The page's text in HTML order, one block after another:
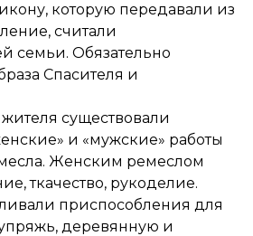
которую передавали из
считали
семьи. Обязательно
Спасителя и
существовали
и «мужские» работы
Женским ремеслом
ткачество, рукоделие.
приспособления для
деревянную и